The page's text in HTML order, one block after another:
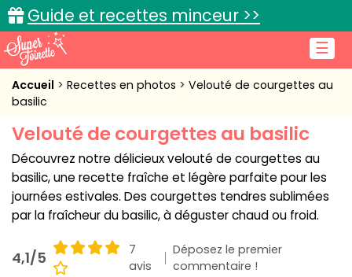
☰
Guide et recettes minceur >>
Accueil
Cuisine pratique
L'actu cuisine
Connexion
Accueil Recettes en photos
Velouté de courgettes au
basilic
Velouté de courgettes au basilic
Découvrez notre délicieux velouté de courgettes au
basilic, une recette fraîche et légère parfaite pour les
journées estivales. Des courgettes tendres sublimées
par la fraîcheur du basilic, à déguster chaud ou froid.
4,1/5
7
avis
Déposez le premier
commentaire !